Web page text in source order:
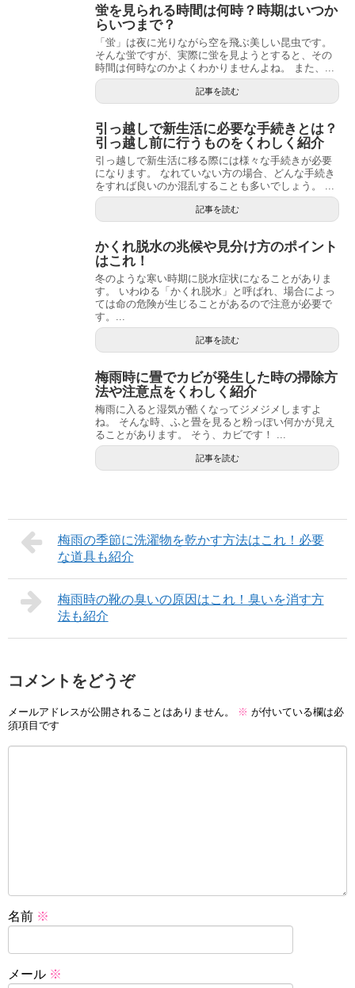
蛍を見られる時間は何時？時期はいつか
らいつまで？
「蛍」は夜に光りながら空を飛ぶ美しい昆虫です。
そんな蛍ですが、実際に蛍を見ようとすると、その
時間は何時なのかよくわかりませんよね。 また、...
記事を読む
引っ越しで新生活に必要な手続きとは？
引っ越し前に行うものをくわしく紹介
引っ越しで新生活に移る際には様々な手続きが必要
になります。 なれていない方の場合、どんな手続き
をすれば良いのか混乱することも多いでしょう。 ...
記事を読む
かくれ脱水の兆候や見分け方のポイント
はこれ！
冬のような寒い時期に脱水症状になることがありま
す。 いわゆる「かくれ脱水」と呼ばれ、場合によっ
ては命の危険が生じることがあるので注意が必要で
す。...
記事を読む
梅雨時に畳でカビが発生した時の掃除方
法や注意点をくわしく紹介
梅雨に入ると湿気が酷くなってジメジメしますよ
ね。 そんな時、ふと畳を見ると粉っぽい何かが見え
ることがあります。 そう、カビです！ ...
記事を読む
梅雨の季節に洗濯物を乾かす方法はこれ！必要
な道具も紹介
梅雨時の靴の臭いの原因はこれ！臭いを消す方
法も紹介
コメントをどうぞ
メールアドレスが公開されることはありません。 ※ が付いている欄は必
須項目です
名前 ※
メール ※